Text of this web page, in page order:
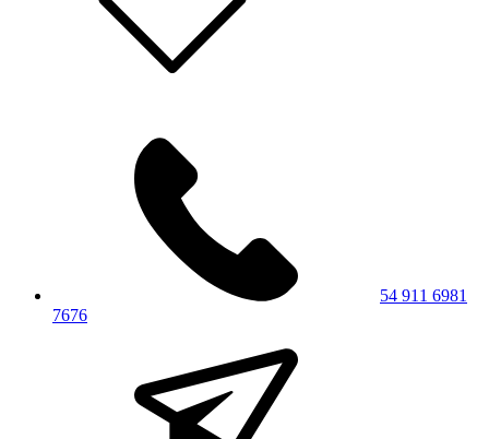
54 911 6981
7676